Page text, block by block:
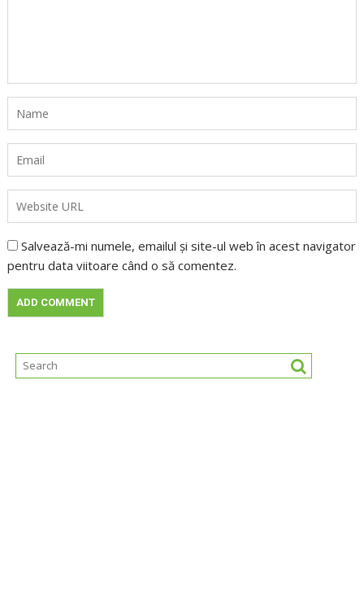
Salvează-mi numele, emailul și site-ul web în acest navigator
pentru data viitoare când o să comentez.